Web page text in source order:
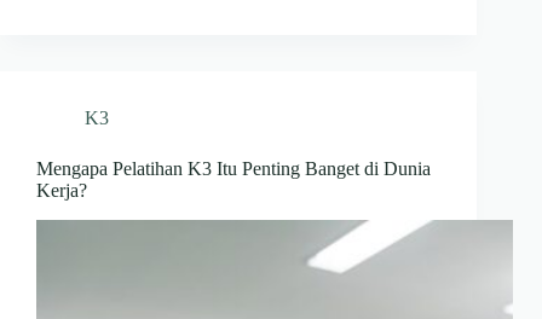
K3
Mengapa Pelatihan K3 Itu Penting Banget di Dunia
Kerja?